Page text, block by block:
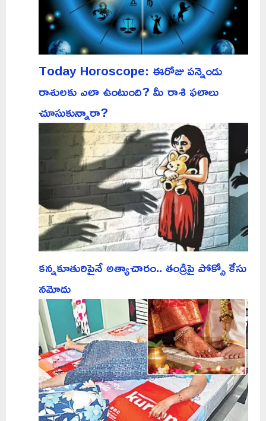
Today Horoscope: ఈరోజు పన్నెండు
రాశులకు ఎలా ఉంటుంది? మీ రాశి ఫలాలు
చూసుకున్నారా?
కన్నకూతురిపైనే అత్యాచారం.. తండ్రిపై పోక్సో కేసు
నమోదు